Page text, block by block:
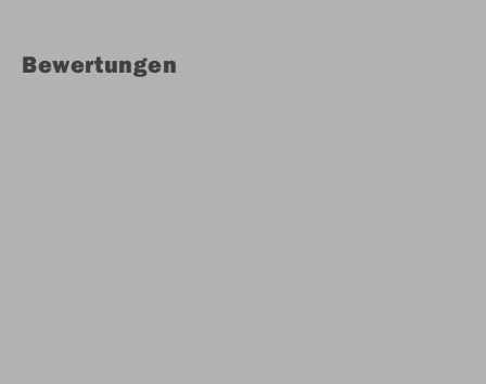
Bewertungen